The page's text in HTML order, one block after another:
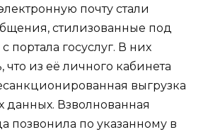
почту стали
стилизованные под
портала госуслуг. В них
что из её личного кабинета
выгрузка
данных. Взволнованная
позвонила по указанному в